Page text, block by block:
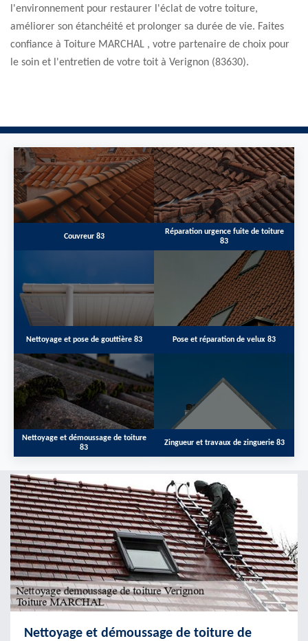
l'environnement pour restaurer l'éclat de votre toiture,
améliorer son étanchéité et prolonger sa durée de vie. Faites
confiance à Toiture MARCHAL , votre partenaire de choix pour
le soin et l'entretien de votre toit à Verignon (83630).
Couvreur 83
Réparation urgence fuite de toiture
83
Nettoyage et pose de gouttière 83 Pose et réparation de velux 83
Nettoyage et démoussage de toiture
83
Zingueur et travaux de zinguerie 83
Nettoyage et démoussage de toiture de